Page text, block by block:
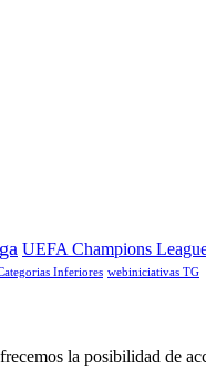
UEFA Champions
Inferiores webiniciativas TG
la posibilidad de